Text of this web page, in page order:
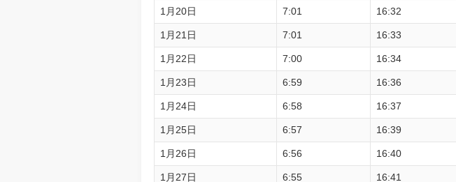
1月20日 7:01 16:32
1月21日 7:01 16:33
1月22日 7:00 16:34
1月23日 6:59 16:36
1月24日 6:58 16:37
1月25日 6:57 16:39
1月26日 6:56 16:40
1月27日 6:55 16:41